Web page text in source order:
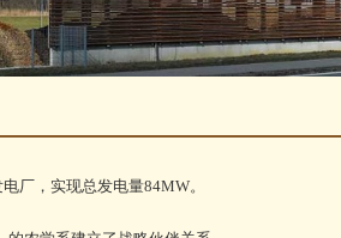
，实现总发电量84MW。